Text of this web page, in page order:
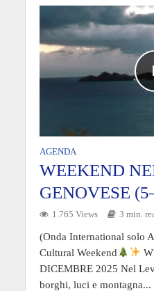
AGENDA
WEEKEND
GENOVESE
1.765 Views 3 min.
(Onda International solo
Cultural Weekend
DICEMBRE 2025 Nel
borghi, luci e montagna...